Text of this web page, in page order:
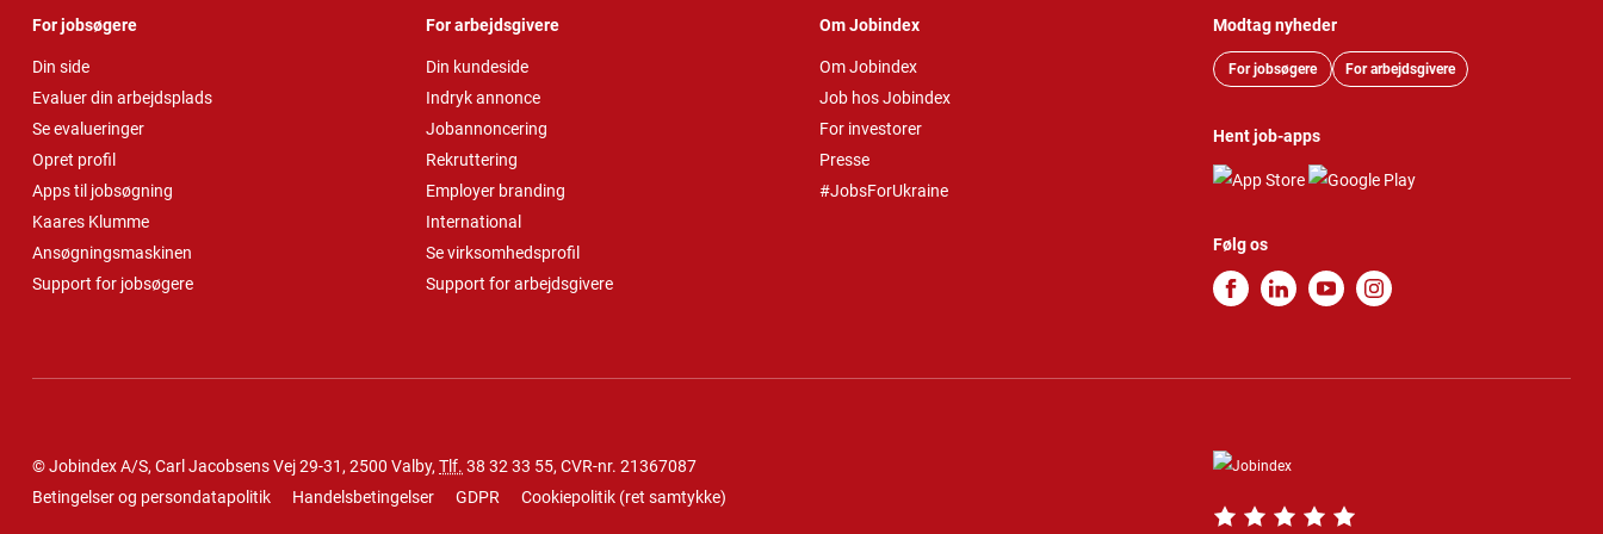
For jobsøgere
Din side
Evaluer din arbejdsplads
Se evalueringer
Opret profil
Apps til jobsøgning
Kaares Klumme
Ansøgningsmaskinen
Support for jobsøgere
For arbejdsgivere
Din kundeside
Indryk annonce
Jobannoncering
Rekruttering
Employer branding
International
Se virksomhedsprofil
Support for arbejdsgivere
Om Jobindex
Om Jobindex
Job hos Jobindex
For investorer
Presse
#JobsForUkraine
Modtag nyheder
For jobsøgere For arbejdsgivere
Hent job-apps
Følg os
© Jobindex A/S, Carl Jacobsens Vej 29-31, 2500 Valby, Tlf. 38 32 33 55, CVR-nr. 21367087
Betingelser og persondatapolitik
Handelsbetingelser GDPR Cookiepolitik (ret samtykke)